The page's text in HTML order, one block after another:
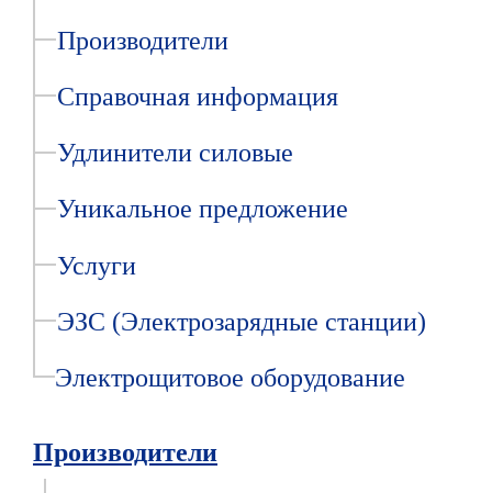
Производители
Справочная информация
Удлинители силовые
Уникальное предложение
Услуги
ЭЗС (Электрозарядные станции)
Электрощитовое оборудование
Производители